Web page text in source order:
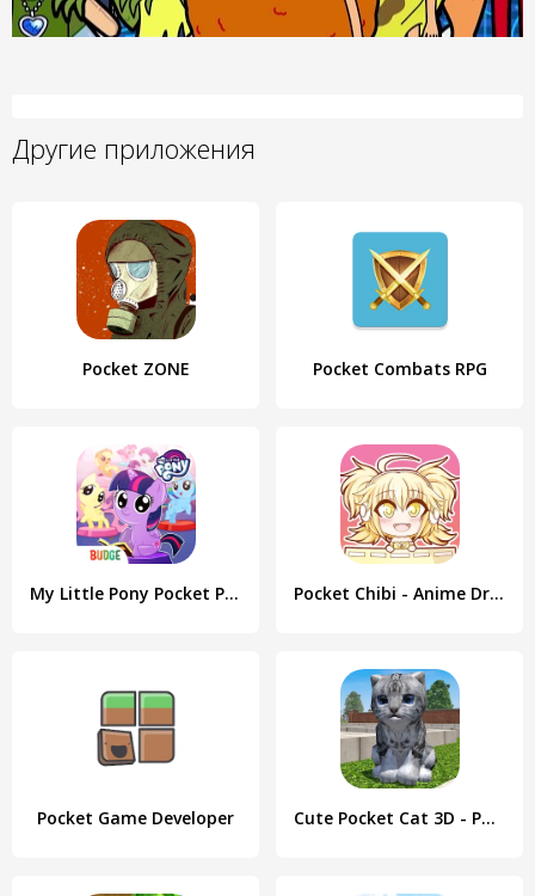
Другие приложения
Pocket ZONE Pocket Combats RPG
My Little Pony Pocket Ponies Pocket Chibi - Anime Dress Up
Pocket Game Developer Cute Pocket Cat 3D - Part 2